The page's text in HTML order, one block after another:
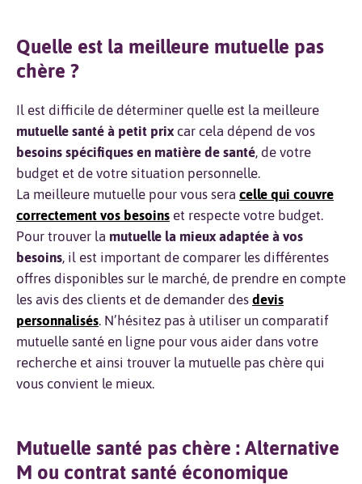
Quelle est la meilleure mutuelle pas
chère ?
Il est difficile de déterminer quelle est la meilleure
mutuelle santé à petit prix car cela dépend de vos
besoins spécifiques en matière de santé, de votre
budget et de votre situation personnelle.
La meilleure mutuelle pour vous sera celle qui couvre
correctement vos besoins et respecte votre budget.
Pour trouver la mutuelle la mieux adaptée à vos
besoins, il est important de comparer les différentes
offres disponibles sur le marché, de prendre en compte
les avis des clients et de demander des devis
personnalisés. N’hésitez pas à utiliser un comparatif
mutuelle santé en ligne pour vous aider dans votre
recherche et ainsi trouver la mutuelle pas chère qui
vous convient le mieux.
Mutuelle santé pas chère : Alternative
M ou contrat santé économique